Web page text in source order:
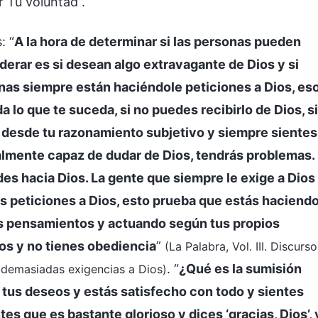
“A la hora de determinar si las personas pueden
es si desean algo extravagante de Dios y si
siempre están haciéndole peticiones a Dios,
lo que te suceda, si no puedes recibirlo de Dios, si
tu razonamiento subjetivo y siempre sientes
capaz de dudar de Dios, tendrás problemas.
hacia Dios. La gente que siempre le exige a Dios
peticiones a Dios, esto prueba que estás
y actuando según tus propios
y no tienes obediencia” (La Palabra, Vol. III.
exigencias a Dios). “¿Qué es la sumisión
deseos y estás satisfecho con todo y sientes
que es bastante glorioso y dices ‘gracias, Dios’,